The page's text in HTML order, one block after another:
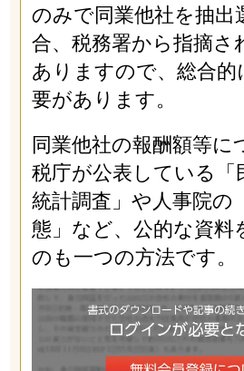
のみで同業他社を抽出
合、税務署から指摘さ
ありますので、総合的
要があります。
同業他社の報酬額等に
税庁が公表している「
統計調査」や人事院の
態」など、公的な資料
のも一つの方法です。